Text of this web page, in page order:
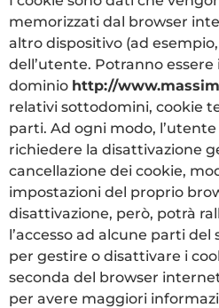
memorizzati dal browser
altro dispositivo (ad
dell’utente. Potranno essere
dominio http://
relativi sottodomini, cookie
parti. Ad ogni modo,
richiedere la disattivazione
cancellazione dei cookie,
impostazioni del proprio
disattivazione, però, potrà
l’accesso ad alcune parti
per gestire o disattivare i
seconda del browser
per avere maggiori